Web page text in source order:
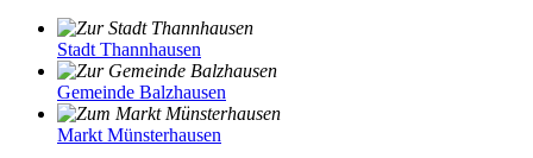
Stadt Thannhausen
Gemeinde Balzhausen
Markt Münsterhausen